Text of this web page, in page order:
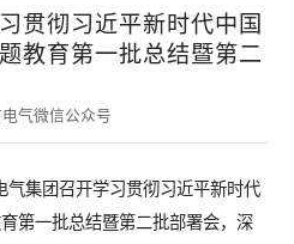
贯彻习近平新时代中国
教育第一批总结暨第二
气微信公众号
集团召开学习贯彻习近平新时代
第一批总结暨第二批部署会，深